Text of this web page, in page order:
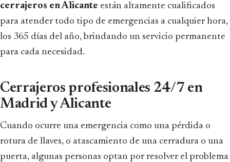
cerrajeros en Alicante están altamente cualificados
para atender todo tipo de emergencias a cualquier hora,
los 365 días del año, brindando un servicio permanente
para cada necesidad.
Cerrajeros profesionales 24/7 en
Madrid y Alicante
Cuando ocurre una emergencia como una pérdida o
rotura de llaves, o atascamiento de una cerradura o una
puerta, algunas personas optan por resolver el problema